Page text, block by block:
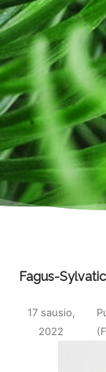
Fagus-
17 sausio,
2022